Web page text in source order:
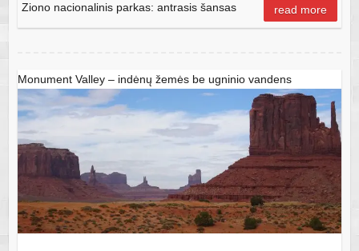
Ziono nacionalinis parkas: antrasis šansas read more
Monument Valley – indėnų žemės be ugninio vandens